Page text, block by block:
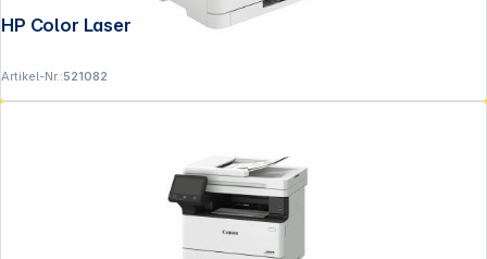
HP Color Laser MFP 178 nwg
Artikel-Nr.:521082